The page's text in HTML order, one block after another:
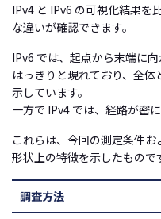
IPv4 と IPv6 の可視化結果を
な違いが確認できます。
IPv6 では、起点から末端に
はっきりと現れており、全
示しています。
一方で IPv4 では、経路が密
これらは、今回の測定条件
形状上の特徴を示したもので
調査方法